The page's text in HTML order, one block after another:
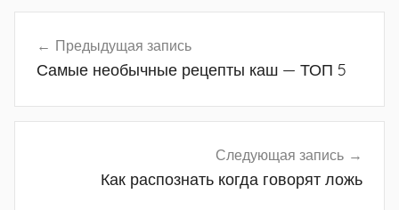
Навигация
по
записям
Предыдущая запись
Самые необычные рецепты каш — ТОП 5
Следующая запись
Как распознать когда говорят ложь